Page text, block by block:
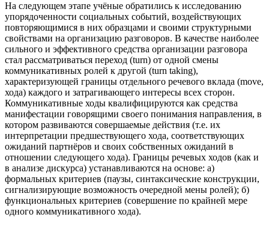
На следующем этапе учёные обратились к исследованию
упорядоченности социальных событий, воздействующих
повторяющимися в них образцами и своими структурными
свойствами на организацию разговоров. В качестве наиболее
сильного и эффективного средства организации разговора
стал рассматриваться переход (turn) от одной смены
коммуникативных ролей к другой (turn taking),
характеризующей границы отдельного речевого вклада (move,
хода) каждого и затрагивающего интересы всех сторон.
Коммуникативные ходы квалифицируются как средства
манифестации говорящими своего понимания направления, в
котором развиваются совершаемые действия (т.е. их
интерпретации предшествующего хода, соответствующих
ожиданий партнёров и своих собственных ожиданий в
отношении следующего хода). Границы речевых ходов (как и
в анализе дискурса) устанавливаются на основе: а)
формальных критериев (паузы, синтаксические конструкции,
сигнализирующие возможность очередной мены ролей); б)
функциональных критериев (совершение по крайней мере
одного коммуникативного хода).